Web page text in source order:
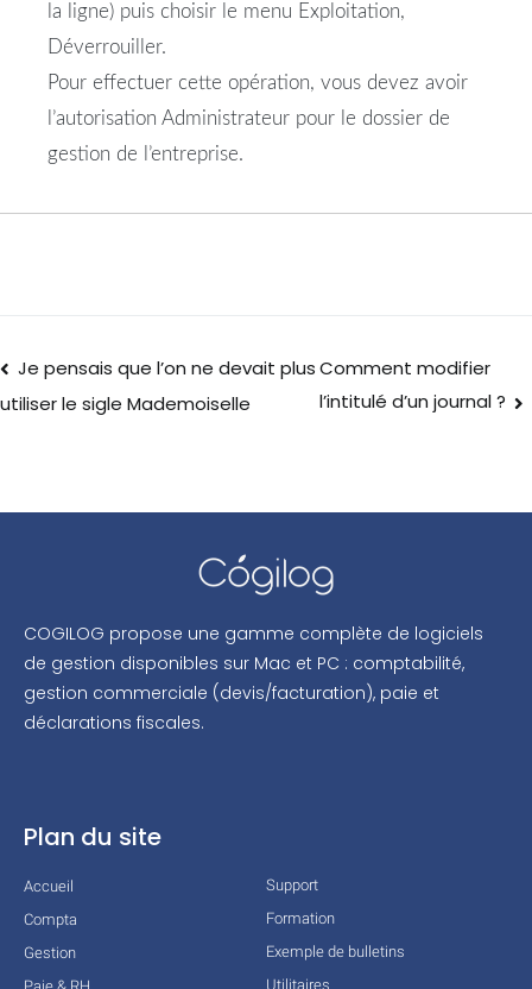
la ligne) puis choisir le menu Exploitation,
Déverrouiller.
Pour effectuer cette opération, vous devez avoir
l’autorisation Administrateur pour le dossier de
gestion de l’entreprise.
Je pensais que l’on ne devait plus
utiliser le sigle Mademoiselle
Comment modifier
l’intitulé d’un journal ?
COGILOG propose une gamme complète de logiciels
de gestion disponibles sur Mac et PC : comptabilité,
gestion commerciale (devis/facturation), paie et
déclarations fiscales.
Plan du site
Accueil
Compta
Gestion
Support
Formation
Exemple de bulletins
Utilitaires